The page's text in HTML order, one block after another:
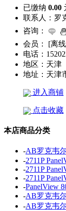
已缴纳 0.00
联系人： 罗
咨询：
会员：
[离线
电话：
地区： 天津
地址： 天津
进入商铺
点击收藏
本店商品分类
-AB罗克韦
-2711P
-2711P
-2711P
-PanelView
-AB罗克韦
-AB罗克韦